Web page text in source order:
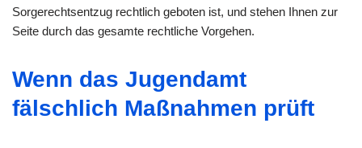
Sorgerechtsentzug rechtlich geboten ist, und stehen Ihnen zur
Seite durch das gesamte rechtliche Vorgehen.
Wenn das Jugendamt
fälschlich Maßnahmen prüft